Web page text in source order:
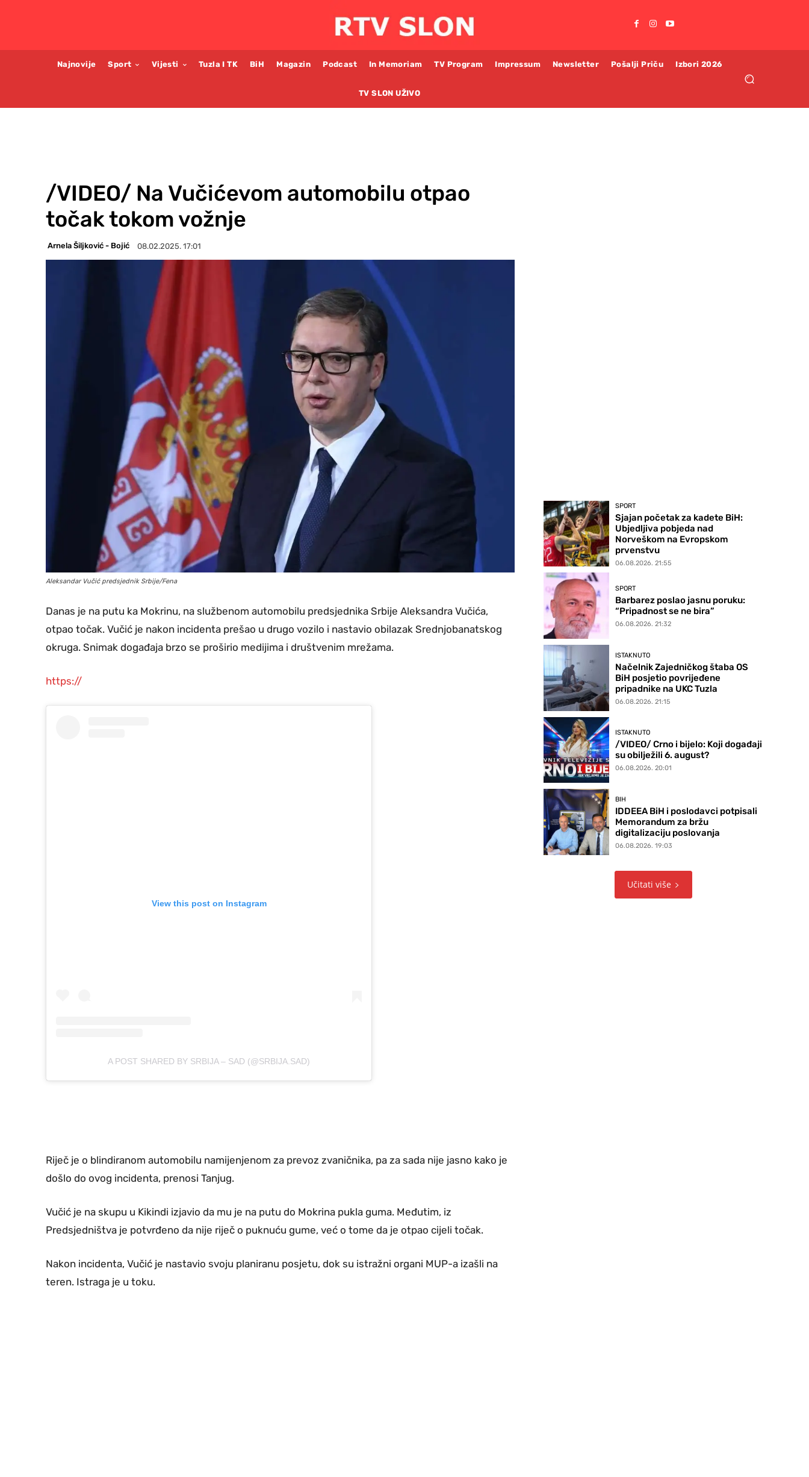
Najnovije Sport Vijesti Tuzla I TK BiH Magazin Podcast In Memoriam TV Program Impressum Newsletter Pošalji Priču Izbori 2026
TV SLON UŽIVO
/VIDEO/ Na Vučićevom automobilu otpao
točak tokom vožnje
Arnela Šiljković - Bojić 08.02.2025. 17:01
Aleksandar Vučić predsjednik Srbije/Fena
Danas je na putu ka Mokrinu, na službenom automobilu predsjednika Srbije Aleksandra Vučića,
otpao točak. Vučić je nakon incidenta prešao u drugo vozilo i nastavio obilazak Srednjobanatskog
okruga. Snimak događaja brzo se proširio medijima i društvenim mrežama.
https://
View this post on Instagram
A POST SHARED BY SRBIJA – SAD (@SRBIJA.SAD)
Riječ je o blindiranom automobilu namijenjenom za prevoz zvaničnika, pa za sada nije jasno kako je
došlo do ovog incidenta, prenosi Tanjug.
Vučić je na skupu u Kikindi izjavio da mu je na putu do Mokrina pukla guma. Međutim, iz
Predsjedništva je potvrđeno da nije riječ o puknuću gume, već o tome da je otpao cijeli točak.
Nakon incidenta, Vučić je nastavio svoju planiranu posjetu, dok su istražni organi MUP-a izašli na
teren. Istraga je u toku.
SPORT
Sjajan početak za kadete BiH:
Ubjedljiva pobjeda nad
Norveškom na Evropskom
prvenstvu
06.08.2026. 21:55
SPORT
Barbarez poslao jasnu poruku:
“Pripadnost se ne bira”
06.08.2026. 21:32
ISTAKNUTO
Načelnik Zajedničkog štaba OS
BiH posjetio povrijeđene
pripadnike na UKC Tuzla
06.08.2026. 21:15
ISTAKNUTO
/VIDEO/ Crno i bijelo: Koji događaji
su obilježili 6. august?
06.08.2026. 20:01
BIH
IDDEEA BiH i poslodavci potpisali
Memorandum za bržu
digitalizaciju poslovanja
06.08.2026. 19:03
Učitati više